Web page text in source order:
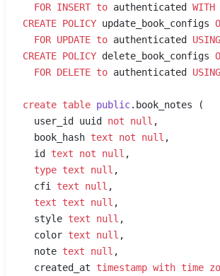
  FOR
INSERT to authenticated WITH
CREATE POLICY update_book_configs
  FOR
UPDATE to authenticated USING
CREATE POLICY delete_book_configs
  FOR
DELETE to authenticated USING
create table public.book_notes (
  user_id uuid
not null ,
  book_hash
text not null ,
  id
text not null ,
  type
text null ,
  cfi
text null ,
  text
text null ,
  style
text null ,
  color
text null ,
  note
text null ,
  created_at
timestamp with time